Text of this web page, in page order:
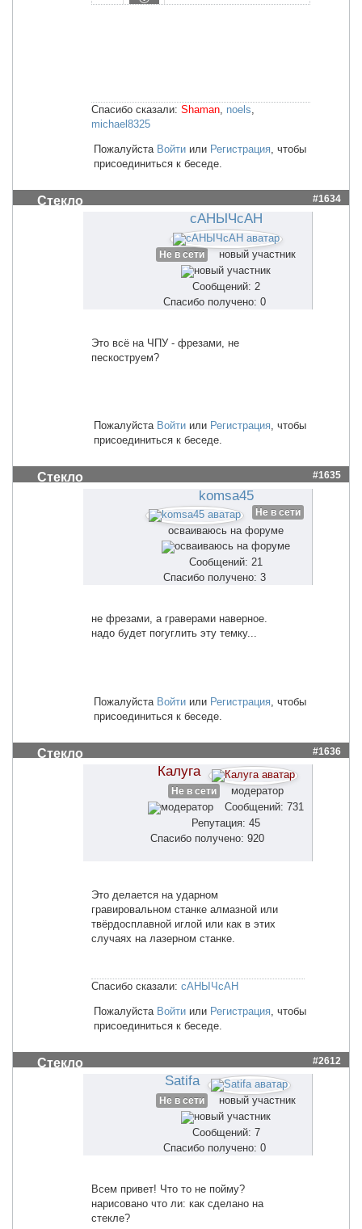
Спасибо сказали: Shaman, noels,
michael8325
Пожалуйста Войти или Регистрация, чтобы
присоединиться к беседе.
Стекло #1634
сАНЫЧсАН
Не в сети новый участник
Сообщений: 2
Спасибо получено: 0
Это всё на ЧПУ - фрезами, не
пескоструем?
Пожалуйста Войти или Регистрация, чтобы
присоединиться к беседе.
Стекло #1635
komsa45
Не в сети
осваиваюсь на форуме
Сообщений: 21
Спасибо получено: 3
не фрезами, а граверами наверное.
надо будет погуглить эту темку...
Пожалуйста Войти или Регистрация , чтобы
присоединиться к беседе.
Стекло #1636
Калуга
Не в сети
модератор
Сообщений: 731
Репутация: 45
Спасибо получено: 920
Это делается на ударном
гравировальном станке алмазной или
твёрдосплавной иглой или как в этих
случаях на лазерном станке.
Спасибо сказали: сАНЫЧсАН
Пожалуйста Войти или Регистрация , чтобы
присоединиться к беседе.
Стекло #2612
Satifa
Не в сети новый участник
Сообщений: 7
Спасибо получено: 0
Всем привет! Что то не пойму?
нарисовано что ли: как сделано на
стекле?